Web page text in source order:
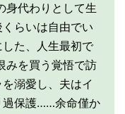
身代わりとして生
らいは自由でい
た、人生最初で
を買う覚悟で訪
溺愛し、夫はイ
過保護……余命僅か